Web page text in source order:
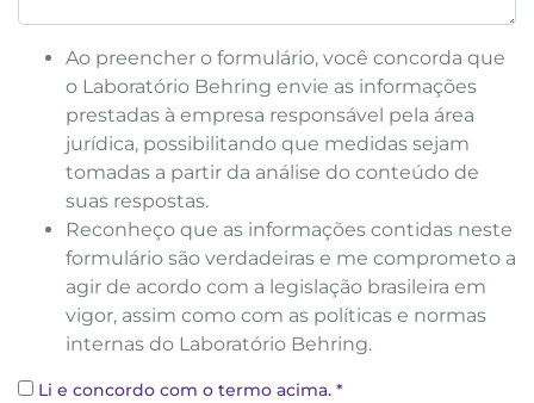
Ao preencher o formulário, você concorda que
o Laboratório Behring envie as informações
prestadas à empresa responsável pela área
jurídica, possibilitando que medidas sejam
tomadas a partir da análise do conteúdo de
suas respostas.
Reconheço que as informações contidas neste
formulário são verdadeiras e me comprometo a
agir de acordo com a legislação brasileira em
vigor, assim como com as políticas e normas
internas do Laboratório Behring.
Li e concordo com o termo acima. *